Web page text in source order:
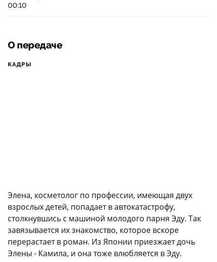
00:10
О передаче
КАДРЫ
Элена, косметолог по профессии, имеющая двух
взрослых детей, попадает в автокатастрофу,
столкнувшись с машиной молодого парня Эду. Так
завязывается их знакомство, которое вскоре
перерастает в роман. Из Японии приезжает дочь
Элены - Камила, и она тоже влюбляется в Эду.